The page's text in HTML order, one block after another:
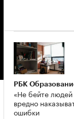
РБК
«Не бейте
вредно
ошибки